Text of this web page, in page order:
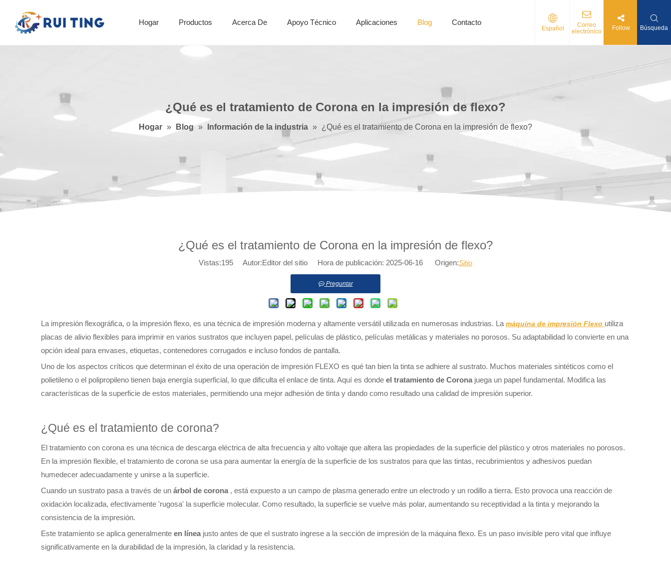
Hogar Productos Acerca De Apoyo Técnico Aplicaciones Blog Contacto
Español
Correo
electrónico
Follow Búsqueda
¿Qué es el tratamiento de Corona en la impresión de flexo?
Hogar » Blog » Información de la industria » ¿Qué es el tratamiento de Corona en la impresión de flexo?
¿Qué es el tratamiento de Corona en la impresión de flexo?
Vistas:195 Autor:Editor del sitio Hora de publicación: 2025-06-16 Origen:Sitio
Preguntar
La impresión flexográfica, o la impresión flexo, es una técnica de impresión moderna y altamente versátil utilizada en numerosas industrias. La máquina de impresión Flexo utiliza
placas de alivio flexibles para imprimir en varios sustratos que incluyen papel, películas de plástico, películas metálicas y materiales no porosos. Su adaptabilidad lo convierte en una
opción ideal para envases, etiquetas, contenedores corrugados e incluso fondos de pantalla.
Uno de los aspectos críticos que determinan el éxito de una operación de impresión FLEXO es qué tan bien la tinta se adhiere al sustrato. Muchos materiales sintéticos como el
polietileno o el polipropileno tienen baja energía superficial, lo que dificulta el enlace de tinta. Aquí es donde el tratamiento de Corona juega un papel fundamental. Modifica las
características de la superficie de estos materiales, permitiendo una mejor adhesión de tinta y dando como resultado una calidad de impresión superior.
¿Qué es el tratamiento de corona?
El tratamiento con corona es una técnica de descarga eléctrica de alta frecuencia y alto voltaje que altera las propiedades de la superficie del plástico y otros materiales no porosos.
En la impresión flexible, el tratamiento de corona se usa para aumentar la energía de la superficie de los sustratos para que las tintas, recubrimientos y adhesivos puedan
humedecer adecuadamente y unirse a la superficie.
Cuando un sustrato pasa a través de un árbol de corona , está expuesto a un campo de plasma generado entre un electrodo y un rodillo a tierra. Esto provoca una reacción de
oxidación localizada, efectivamente 'rugosa' la superficie molecular. Como resultado, la superficie se vuelve más polar, aumentando su receptividad a la tinta y mejorando la
consistencia de la impresión.
Este tratamiento se aplica generalmente en línea justo antes de que el sustrato ingrese a la sección de impresión de la máquina flexo. Es un paso invisible pero vital que influye
significativamente en la durabilidad de la impresión, la claridad y la resistencia.